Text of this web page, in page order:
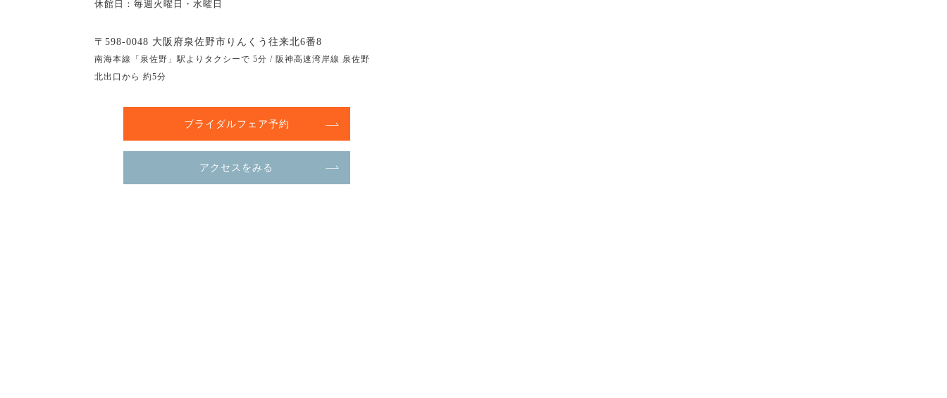
休館日：毎週火曜日・水曜日
〒598-0048 大阪府泉佐野市りんくう往来北6番8
南海本線「泉佐野」駅よりタクシーで 5分 / 阪神高速湾岸線 泉佐野
北出口から 約5分
ブライダルフェア予約
アクセスをみる